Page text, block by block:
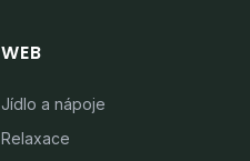
WEB
Jídlo a nápoje
Relaxace